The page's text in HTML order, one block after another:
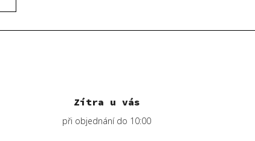
Zítra u vás
při objednání do 10:00